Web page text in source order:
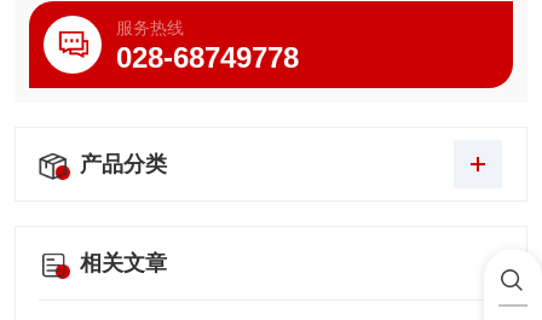
服务热线
028-68749778
产品分类
相关文章